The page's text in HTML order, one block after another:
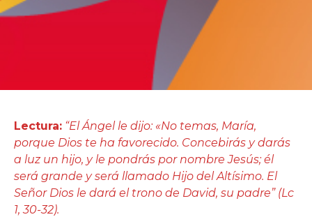
Lectura: “El Ángel le dijo: «No temas, María,
porque Dios te ha favorecido. Concebirás y darás
a luz un hijo, y le pondrás por nombre Jesús; él
será grande y será llamado Hijo del Altísimo. El
Señor Dios le dará el trono de David, su padre” (Lc
1, 30-32).